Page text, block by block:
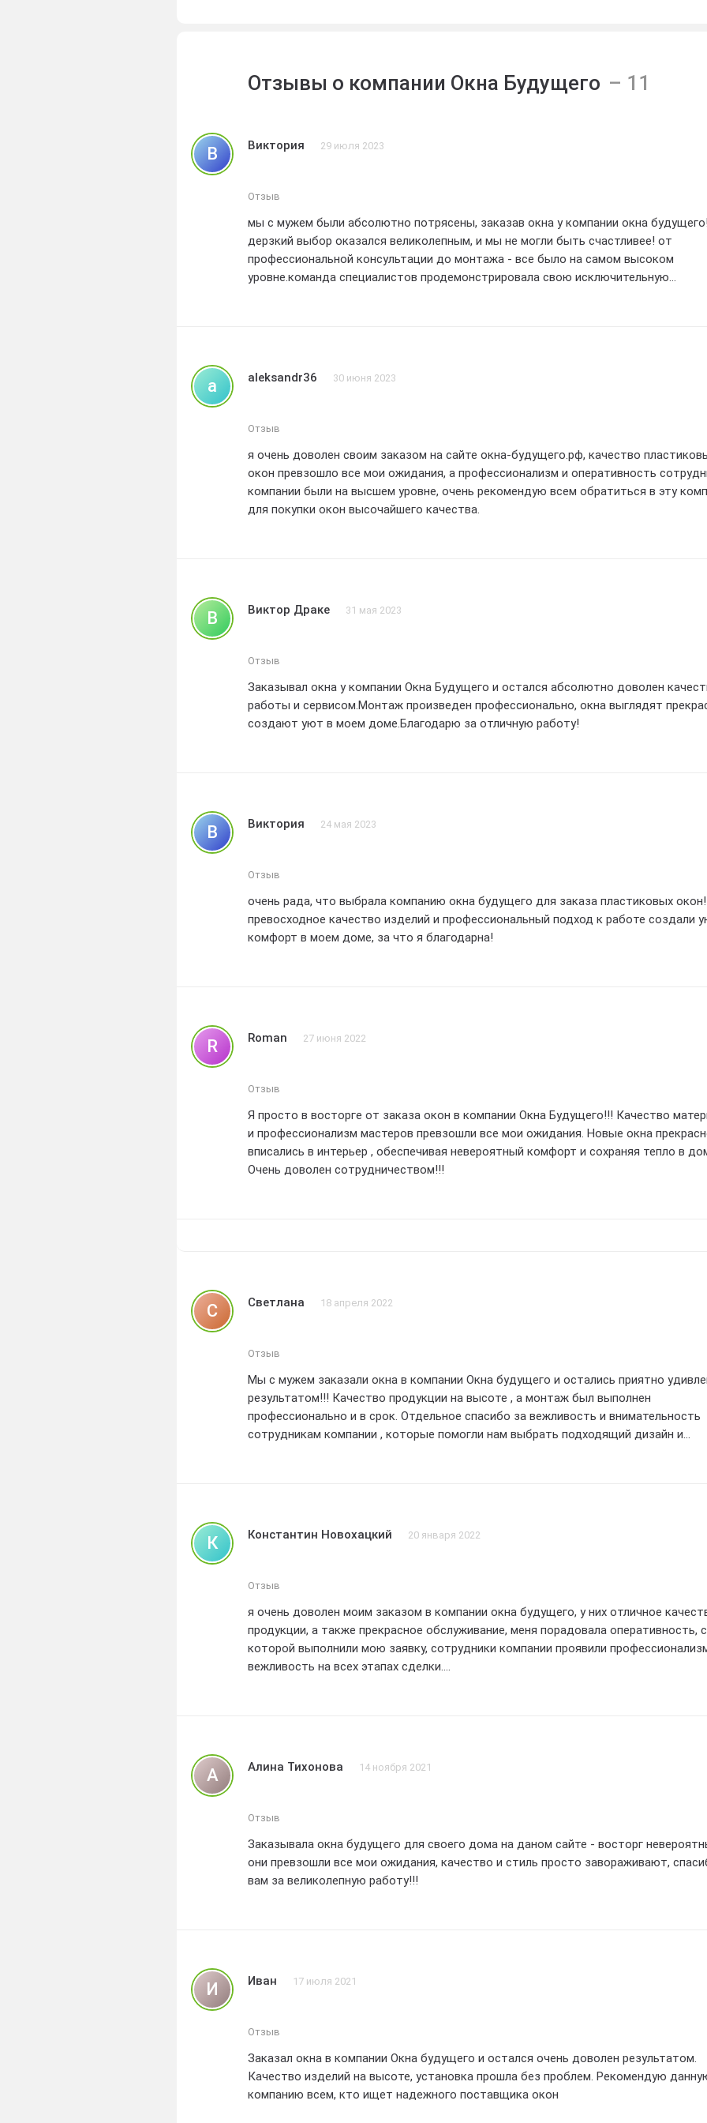
Отзывы о компании Окна Будущего
В Виктория 29 июля 2023
Отзыв
мы с мужем были абсолютно потрясены, заказав окна у компании окна
дерзкий выбор оказался великолепным, и мы не могли быть счастливее! от
профессиональной консультации до монтажа - все было на самом высоком
уровне.команда специалистов продемонстрировала свою исключительную
за вашу дерзость и безупречную работу! 5 звезд недостаточно, чтобы оценить
a aleksandr36 30 июня 2023
Отзыв
я очень доволен своим заказом на сайте окна-будущего.рф, качество
окон превзошло все мои ожидания, а профессионализм и оперативность
компании были на высшем уровне, очень рекомендую всем обратиться в эту
для покупки окон высочайшего качества.
В Виктор Драке 31 мая 2023
Отзыв
Заказывал окна у компании Окна Будущего и остался абсолютно доволен
работы и сервисом.Монтаж произведен профессионально, окна выглядят
создают уют в моем доме.Благодарю за отличную работу!
В Виктория 24 мая 2023
Отзыв
очень рада, что выбрала компанию окна будущего для заказа пластиковых окон!
превосходное качество изделий и профессиональный подход к работе создали
комфорт в моем доме, за что я благодарна!
R Roman 27 июня 2022
Отзыв
Я просто в восторге от заказа окон в компании Окна Будущего!!! Качество
и профессионализм мастеров превзошли все мои ожидания. Новые окна
вписались в интерьер , обеспечивая невероятный комфорт и сохраняя тепло в
Очень доволен сотрудничеством!!!
С Светлана 18 апреля 2022
Отзыв
Мы с мужем заказали окна в компании Окна будущего и остались приятно
результатом!!! Качество продукции на высоте , а монтаж был выполнен
профессионально и в срок. Отдельное спасибо за вежливость и внимательность
сотрудникам компании , которые помогли нам выбрать подходящий дизайн и
К Константин Новохацкий 20 января 2022
Отзыв
я очень доволен моим заказом в компании окна будущего, у них отличное
продукции, а также прекрасное обслуживание, меня порадовала оперативность, с
которой выполнили мою заявку, сотрудники компании проявили
вежливость на всех этапах сделки.
цене и получить отличное обслуживание, большое спасибо всему коллективу
без сомнения буду обращаться к ним снова в будущем.
А Алина Тихонова 14 ноября 2021
Отзыв
Заказывала окна будущего для своего дома на даном сайте - восторг
они превзошли все мои ожидания, качество и стиль просто завораживают,
вам за великолепную работу!!!
И Иван 17 июля 2021
Отзыв
Заказал окна в компании Окна будущего и остался очень доволен результатом.
Качество изделий на высоте, установка прошла без проблем. Рекомендую
компанию всем, кто ищет надежного поставщика окон